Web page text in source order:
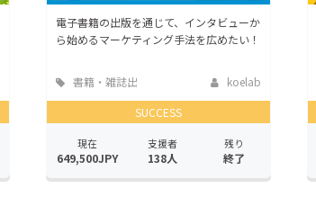
電子書籍の出版を通じて、インタビューか
ら始めるマーケティング手法を広めたい！
書籍・雑誌出
版
koelab
SUCCESS
現在
649,500JPY
支援者
138人
残り
終了